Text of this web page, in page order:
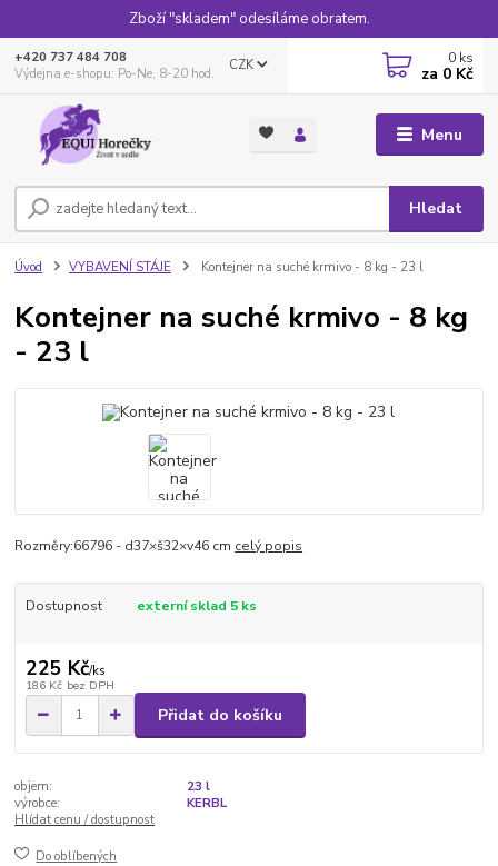
Zboží "skladem" odesíláme obratem.
Menu
CZK
Hledat
+420 737 484 708
Výdejna e-shopu: Po-Ne, 8-20 hod.
0 ks
za 0 Kč
Úvod VYBAVENÍ STÁJE Kontejner na suché krmivo - 8 kg - 23 l
Kontejner na suché krmivo - 8 kg
- 23 l
Rozměry:66796 - d37×š32×v46 cm celý popis
Dostupnost externí sklad 5 ks
225 Kč/ks
186 Kč bez DPH
Přidat do košíku
objem:
23 l
výrobce:
KERBL
Hlídat cenu / dostupnost
Do oblíbených